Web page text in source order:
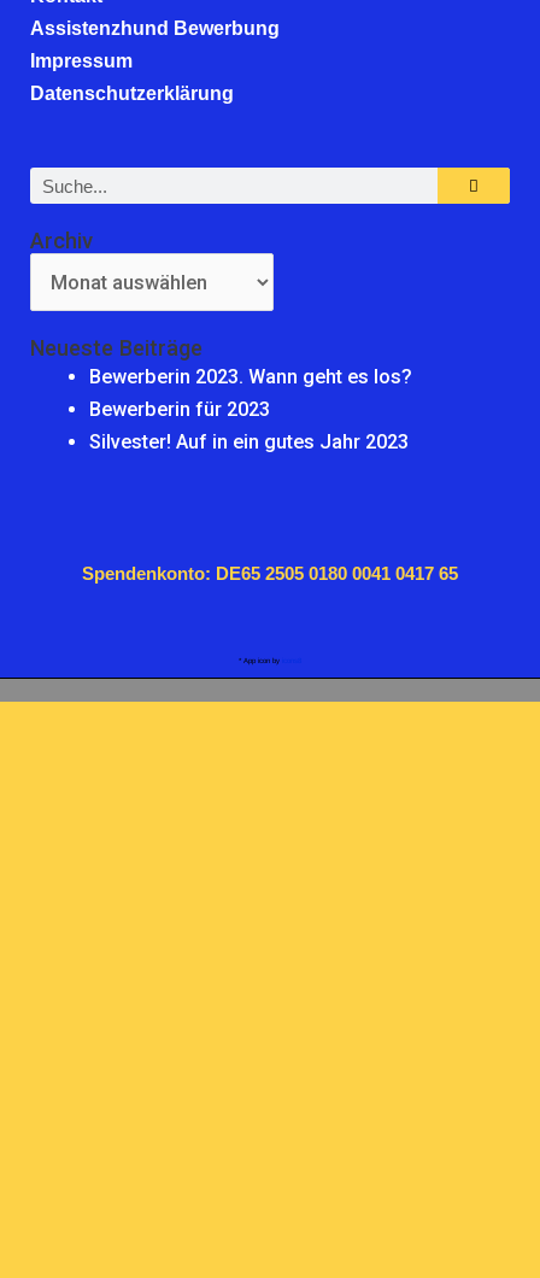
Assistenzhund Bewerbung
Impressum
Datenschutzerklärung
Suche
Archiv
Archiv
Neueste Beiträge
Bewerberin 2023. Wann geht es los?
Bewerberin für 2023
Silvester! Auf in ein gutes Jahr 2023
Spendenkonto: DE65 2505 0180 0041 0417 65
* App icon by